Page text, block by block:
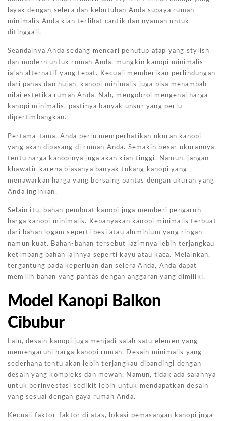
layak dengan selera dan kebutuhan Anda supaya rumah
minimalis Anda kian terlihat cantik dan nyaman untuk
ditinggali.
Seandainya Anda sedang mencari penutup atap yang stylish
dan modern untuk rumah Anda, mungkin kanopi minimalis
ialah alternatif yang tepat. Kecuali memberikan perlindungan
dari panas dan hujan, kanopi minimalis juga bisa menambah
nilai estetika rumah Anda. Nah, mengobrol mengenai harga
kanopi minimalis, pastinya banyak unsur yang perlu
dipertimbangkan.
Pertama-tama, Anda perlu memperhatikan ukuran kanopi
yang akan dipasang di rumah Anda. Semakin besar ukurannya,
tentu harga kanopinya juga akan kian tinggi. Namun, jangan
khawatir karena biasanya banyak tukang kanopi yang
menawarkan harga yang bersaing pantas dengan ukuran yang
Anda inginkan.
Selain itu, bahan pembuat kanopi juga memberi pengaruh
harga kanopi minimalis. Kebanyakan kanopi minimalis terbuat
dari bahan logam seperti besi atau aluminium yang ringan
namun kuat. Bahan-bahan tersebut lazimnya lebih terjangkau
ketimbang bahan lainnya seperti kayu atau kaca. Melainkan,
tergantung pada keperluan dan selera Anda, Anda dapat
memilih bahan yang pantas dengan anggaran yang dimiliki.
Model Kanopi Balkon
Cibubur
Lalu, desain kanopi juga menjadi salah satu elemen yang
memengaruhi harga kanopi rumah. Desain minimalis yang
sederhana tentu akan lebih terjangkau dibandingi dengan
desain yang kompleks dan mewah. Namun, tidak ada salahnya
untuk berinvestasi sedikit lebih untuk mendapatkan desain
yang sesuai dengan gaya rumah Anda.
Kecuali faktor-faktor di atas, lokasi pemasangan kanopi juga